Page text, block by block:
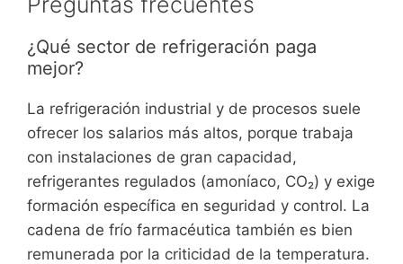
¿Qué sector de refrigeración paga
mejor?
La refrigeración industrial y de procesos suele
ofrecer los salarios más altos, porque trabaja
con instalaciones de gran capacidad,
refrigerantes regulados (amoníaco, CO₂) y exige
formación específica en seguridad y control. La
cadena de frío farmacéutica también es bien
remunerada por la criticidad de la temperatura.